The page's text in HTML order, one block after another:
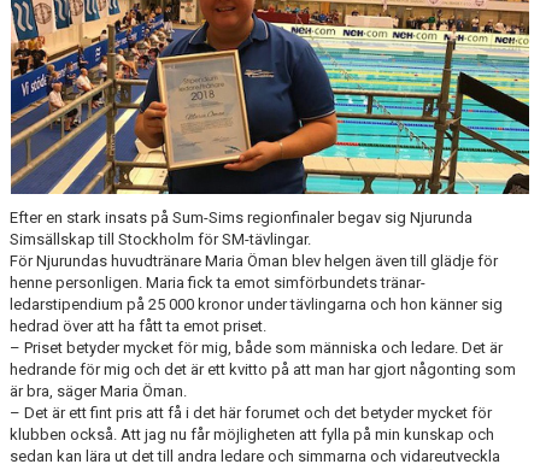
TIPS
Efter en stark insats på Sum-Sims regionfinaler begav sig Njurunda
Simsällskap till Stockholm för SM-tävlingar.
För Njurundas huvudtränare Maria Öman blev helgen även till glädje för
henne personligen. Maria fick ta emot simförbundets tränar-
ledarstipendium på 25 000 kronor under tävlingarna och hon känner sig
hedrad över att ha fått ta emot priset.
– Priset betyder mycket för mig, både som människa och ledare. Det är
hedrande för mig och det är ett kvitto på att man har gjort någonting som
är bra, säger Maria Öman.
– Det är ett fint pris att få i det här forumet och det betyder mycket för
klubben också. Att jag nu får möjligheten att fylla på min kunskap och
sedan kan lära ut det till andra ledare och simmarna och vidareutveckla